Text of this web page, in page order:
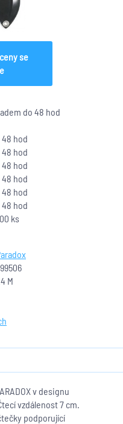
M
se
do 48 hod
48 hod
48 hod
48 hod
48 hod
48 hod
48 hod
ks
v designu
vzdálenost 7 cm.
podporující